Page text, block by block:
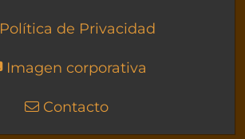
Política de Privacidad
Imagen corporativa
Contacto